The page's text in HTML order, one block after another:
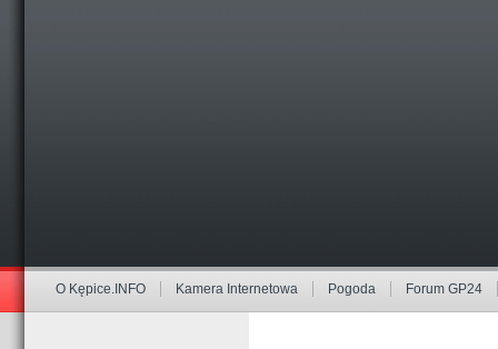
O Kępice.INFO Kamera Internetowa Pogoda Forum GP24